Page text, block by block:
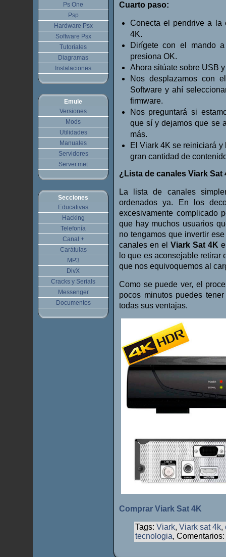
Cuarto paso:
Conecta el pendrive a la
4K.
Dirígete con el mando
presiona OK.
Ahora sitúate sobre USB
Nos desplazamos con
Software y ahí
firmware.
Nos preguntará si
que sí y dejamos que se
más.
El Viark 4K se reiniciará
gran cantidad de
¿Lista de canales Viark Sat
La lista de canales
ordenados ya. En los
excesivamente complicado
que hay muchos usuarios
no tengamos que invertir
canales en el Viark Sat 4K
lo que es aconsejable retirar
que nos equivoquemos al
Como se puede ver, el
pocos minutos puedes
todas sus ventajas.
Comprar Viark Sat 4K
Tags: Viark, Viark sat 4k,
tecnologia, Comentarios:
Ps One
Psp
Hardware Psx
Software Psx
Tutoriales
Diagramas
Instalaciones
Emule
Versiones
Mods
Utilidades
Manuales
Servidores
Server.met
Secciones
Educativas
Hacking
Telefonía
Canal +
Carátulas
MP3
DivX
Cracks y Serials
Messenger
Documentos